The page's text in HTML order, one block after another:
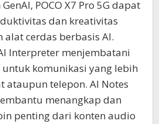
POCO X7 Pro 5G dapat
dan kreativitas
cerdas berbasis AI.
Interpreter menjembatani
komunikasi yang lebih
ataupun telepon. AI Notes
menangkap dan
penting dari konten audio